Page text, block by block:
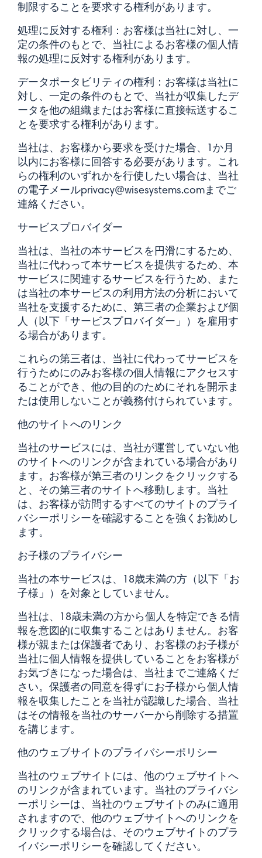
制限することを要求する権利があります。
処理に反対する権利：お客様は当社に対し、一
定の条件のもとで、当社によるお客様の個人情
報の処理に反対する権利があります。
データポータビリティの権利：お客様は当社に
対し、一定の条件のもとで、当社が収集したデ
ータを他の組織またはお客様に直接転送するこ
とを要求する権利があります。
当社は、お客様から要求を受けた場合、1か月
以内にお客様に回答する必要があります。これ
らの権利のいずれかを行使したい場合は、当社
の電子メールprivacy@wisesystems.comまでご
連絡ください。
サービスプロバイダー
当社は、当社の本サービスを円滑にするため、
当社に代わって本サービスを提供するため、本
サービスに関連するサービスを行うため、また
は当社の本サービスの利用方法の分析において
当社を支援するために、第三者の企業および個
人（以下「サービスプロバイダー」）を雇用す
る場合があります。
これらの第三者は、当社に代わってサービスを
行うためにのみお客様の個人情報にアクセスす
ることができ、他の目的のためにそれを開示ま
たは使用しないことが義務付けられています。
他のサイトへのリンク
当社のサービスには、当社が運営していない他
のサイトへのリンクが含まれている場合があり
ます。お客様が第三者のリンクをクリックする
と、その第三者のサイトへ移動します。当社
は、お客様が訪問するすべてのサイトのプライ
バシーポリシーを確認することを強くお勧めし
ます。
お子様のプライバシー
当社の本サービスは、18歳未満の方（以下「お
子様」）を対象としていません。
当社は、18歳未満の方から個人を特定できる情
報を意図的に収集することはありません。お客
様が親または保護者であり、お客様のお子様が
当社に個人情報を提供していることをお客様が
お気づきになった場合は、当社までご連絡くだ
さい。保護者の同意を得ずにお子様から個人情
報を収集したことを当社が認識した場合、当社
はその情報を当社のサーバーから削除する措置
を講じます。
他のウェブサイトのプライバシーポリシー
当社のウェブサイトには、他のウェブサイトへ
のリンクが含まれています。当社のプライバシ
ーポリシーは、当社のウェブサイトのみに適用
されますので、他のウェブサイトへのリンクを
クリックする場合は、そのウェブサイトのプラ
イバシーポリシーを確認してください。